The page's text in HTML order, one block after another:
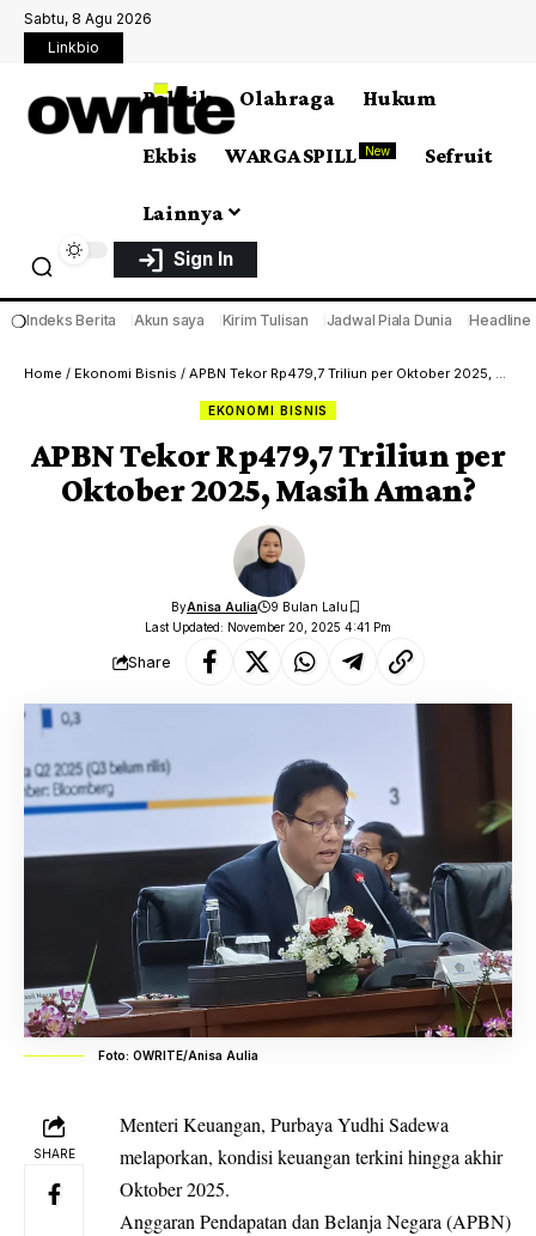
Sabtu, 8 Agu 2026
Linkbio
Politik Olahraga Hukum
Ekbis WARGA SPILL New Sefruit
Lainnya
Sign In
❍Indeks Berita Akun saya Kirim Tulisan Jadwal Piala Dunia Headline
Home / Ekonomi Bisnis / APBN Tekor Rp479,7 Triliun per Oktober 2025, Masih Aman?
EKONOMI BISNIS
APBN Tekor Rp479,7 Triliun per
Oktober 2025, Masih Aman?
Last Updated: November 20, 2025 4:41 Pm
ByAnisa Aulia 9 Bulan Lalu
Share
Foto: OWRITE/Anisa Aulia
SHARE
Menteri Keuangan, Purbaya Yudhi Sadewa
melaporkan, kondisi keuangan terkini hingga akhir
Oktober 2025.
Anggaran Pendapatan dan Belanja Negara (APBN)